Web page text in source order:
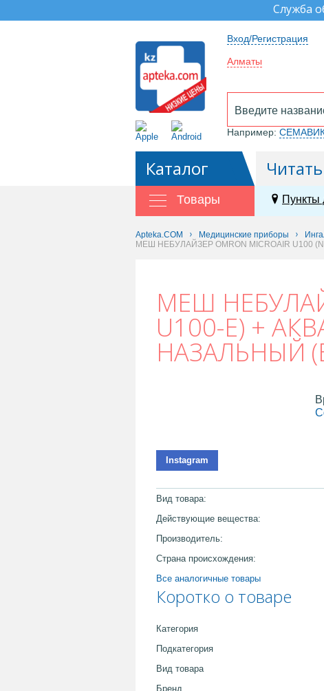
Служба
Вход/Регистрация
Алматы
Например:
Каталог Читать
Товары Пункты
Apteka.COM Медицинские приборы
МЕШ НЕБУЛАЙЗЕР OMRON MICROAIR
МЕШ
U100-E) +
НАЗАЛЬНЫЙ
Instagram
Вид товара:
Действующие вещества:
Производитель:
Страна происхождения:
Все аналогичные товары
Коротко о товаре
Категория
Подкатегория
Вид товара
Бренд